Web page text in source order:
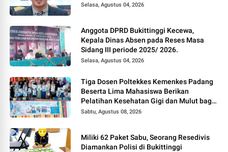
Selasa, Agustus 04, 2026
Anggota DPRD Bukittinggi Kecewa,
Kepala Dinas Absen pada Reses Masa
Sidang III periode 2025/ 2026.
Selasa, Agustus 04, 2026
Tiga Dosen Poltekkes Kemenkes Padang
Beserta Lima Mahasiswa Berikan
Pelatihan Kesehatan Gigi dan Mulut bagi
Kader Posyandu di Kubang Putiah
Sabtu, Agustus 08, 2026
Miliki 62 Paket Sabu, Seorang Resedivis
Diamankan Polisi di Bukittinggi